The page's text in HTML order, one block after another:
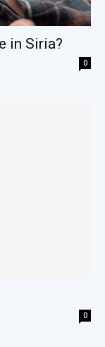
in Siria?
0
0